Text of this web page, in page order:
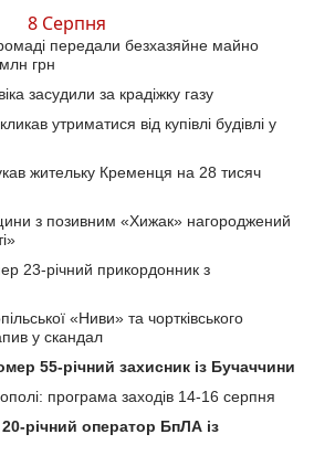
8 Серпня
передали безхазяйне майно
грн
засудили за крадіжку газу
утриматися від купівлі будівлі у
жительку Кременця на 28 тисяч
з позивним «Хижак» нагороджений
23-річний прикордонник з
«Ниви» та чортківського
у скандал
55-річний захисник із Бучаччини
програма заходів 14-16 серпня
20-річний оператор БпЛА із